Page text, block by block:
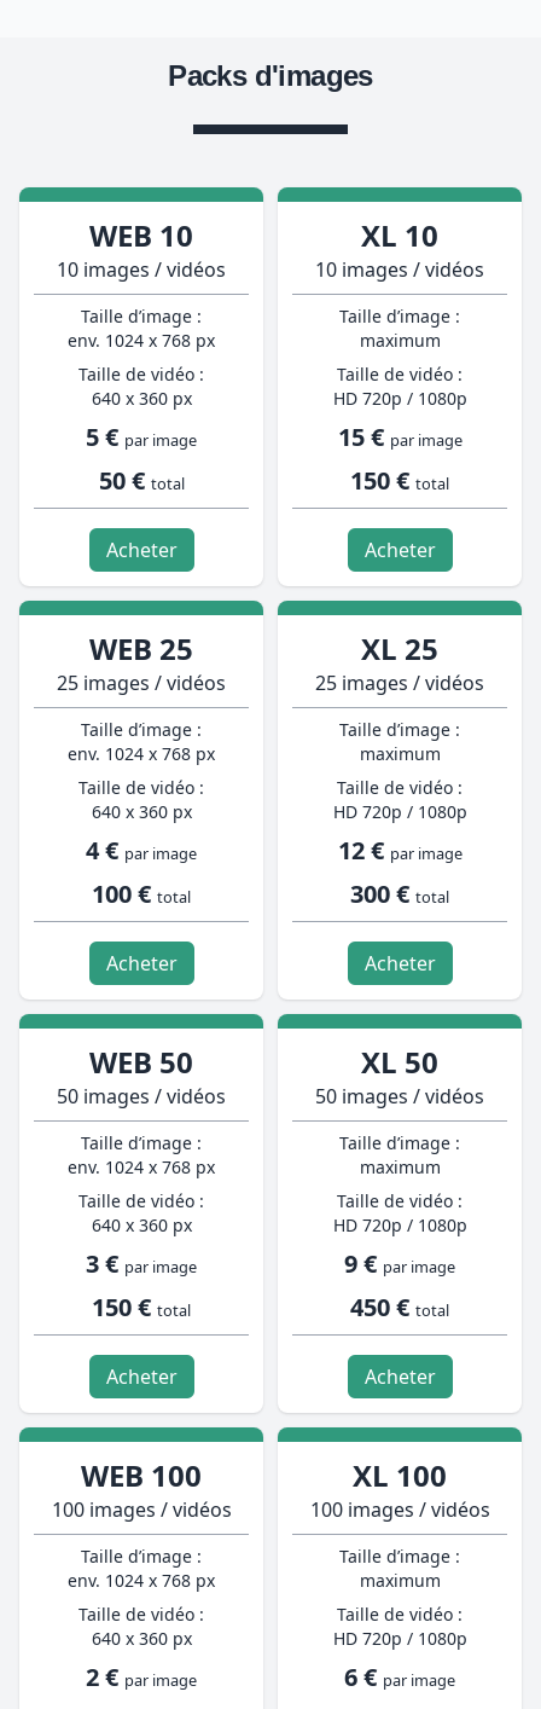
Packs d'images
WEB 10
10 images / vidéos
Taille d’image :
env. 1024 x 768 px
Taille de vidéo :
640 x 360 px
5 € par image
50 € total
Acheter
WEB 25
25 images / vidéos
Taille d’image :
env. 1024 x 768 px
Taille de vidéo :
640 x 360 px
4 € par image
100 € total
Acheter
WEB 50
50 images / vidéos
Taille d’image :
env. 1024 x 768 px
Taille de vidéo :
640 x 360 px
3 € par image
150 € total
Acheter
WEB 100
100 images / vidéos
Taille d’image :
env. 1024 x 768 px
Taille de vidéo :
640 x 360 px
2 € par image
XL 10
10 images / vidéos
Taille d’image :
maximum
Taille de vidéo :
HD 720p / 1080p
15 € par image
150 € total
Acheter
XL 25
25 images / vidéos
Taille d’image :
maximum
Taille de vidéo :
HD 720p / 1080p
12 € par image
300 € total
Acheter
XL 50
50 images / vidéos
Taille d’image :
maximum
Taille de vidéo :
HD 720p / 1080p
9 € par image
450 € total
Acheter
XL 100
100 images / vidéos
Taille d’image :
maximum
Taille de vidéo :
HD 720p / 1080p
6 € par image